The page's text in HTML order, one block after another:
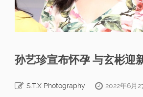
孙艺珍宣布怀孕 与玄彬迎
S.T.X Photography 2022年6月